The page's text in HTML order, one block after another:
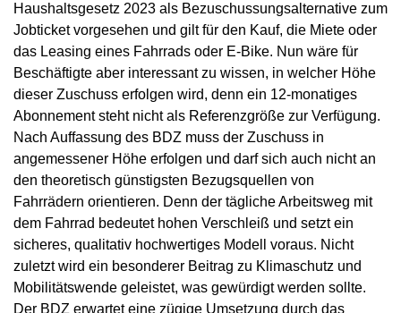
Haushaltsgesetz 2023 als Bezuschussungsalternative zum
Jobticket vorgesehen und gilt für den Kauf, die Miete oder
das Leasing eines Fahrrads oder E-Bike. Nun wäre für
Beschäftigte aber interessant zu wissen, in welcher Höhe
dieser Zuschuss erfolgen wird, denn ein 12-monatiges
Abonnement steht nicht als Referenzgröße zur Verfügung.
Nach Auffassung des BDZ muss der Zuschuss in
angemessener Höhe erfolgen und darf sich auch nicht an
den theoretisch günstigsten Bezugsquellen von
Fahrrädern orientieren. Denn der tägliche Arbeitsweg mit
dem Fahrrad bedeutet hohen Verschleiß und setzt ein
sicheres, qualitativ hochwertiges Modell voraus. Nicht
zuletzt wird ein besonderer Beitrag zu Klimaschutz und
Mobilitätswende geleistet, was gewürdigt werden sollte.
Der BDZ erwartet eine zügige Umsetzung durch das